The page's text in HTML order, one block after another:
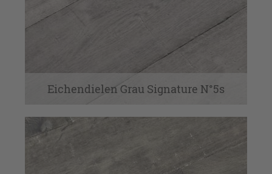
Eichendielen Grau Signature N°5s